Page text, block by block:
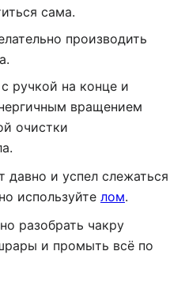
сама.
производить
ручкой на конце и
вращением
очистки
давно и успел слежаться
используйте лом.
разобрать чакру
и промыть всё по